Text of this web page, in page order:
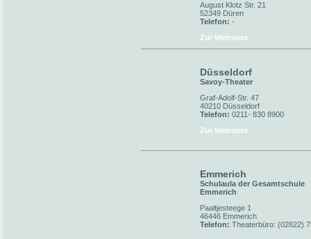
August Klotz Str. 21
52349 Düren
Telefon: -
Zur Webseite
Düsseldorf
Savoy-Theater
Graf-Adolf-Str. 47
40210 Düsseldorf
Telefon: 0211- 830 8900
Zur Webseite
Emmerich
Schulaula der Gesamtschule
Emmerich
Paaltjesteege 1
46446 Emmerich
Telefon: Theaterbüro: (02822)